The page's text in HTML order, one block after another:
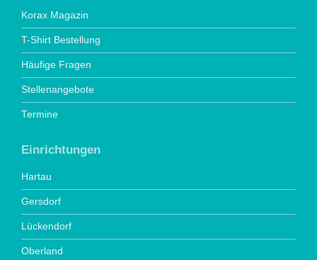
Korax Magazin
T-Shirt Bestellung
Häufige Fragen
Stellenangebote
Termine
Einrichtungen
Hartau
Gersdorf
Lückendorf
Oberland